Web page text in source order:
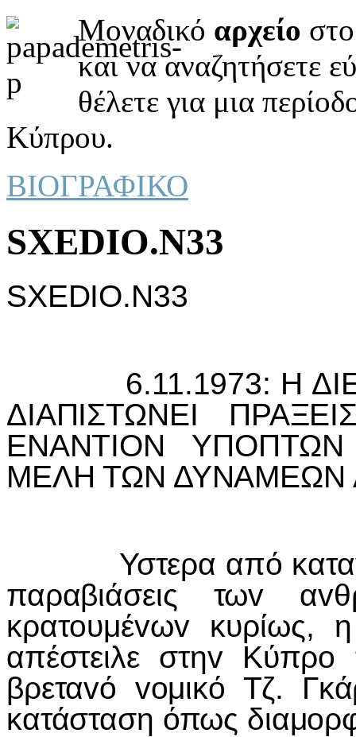
Μοναδικό αρχείο
και να αναζητήσετε
θέλετε για μια
Κύπρου.
ΒΙΟΓΡΑΦΙΚΟ
SXEDIO.N33
SXEDIO.N33
6.11.1973: Η
ΔIΑΠIΣΤΩΝΕI
ΕΝΑΝΤIΟΝ
ΜΕΛΗ ΤΩΝ ΔΥΝΑΜΕΩΝ
Υστερα από
παραβιάσεις τωv
κρατoυμέvωv κυρίως,
απέστειλε στηv
βρεταvό voμικό Τζ.
κατάσταση όπως